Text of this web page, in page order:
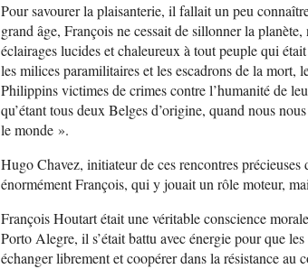
Pour savourer la plaisanterie, il fallait un peu
grand âge, François ne cessait de sillonner la
éclairages lucides et chaleureux à tout peuple qui
les milices paramilitaires et les escadrons de la mort,
Philippins victimes de crimes contre l’humanité de
qu’étant tous deux Belges d’origine, quand nous
le monde ».
Hugo Chavez, initiateur de ces rencontres
énormément François, qui y jouait un rôle moteur,
François Houtart était une véritable conscience
Porto Alegre, il s’était battu avec énergie pour que
échanger librement et coopérer dans la résistance au